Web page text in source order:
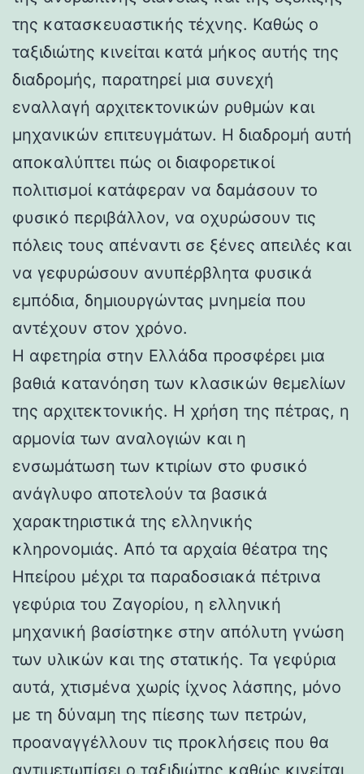
της κατασκευαστικής τέχνης. Καθώς ο
ταξιδιώτης κινείται κατά μήκος αυτής της
διαδρομής, παρατηρεί μια συνεχή
εναλλαγή αρχιτεκτονικών ρυθμών και
μηχανικών επιτευγμάτων. Η διαδρομή αυτή
αποκαλύπτει πώς οι διαφορετικοί
πολιτισμοί κατάφεραν να δαμάσουν το
φυσικό περιβάλλον, να οχυρώσουν τις
πόλεις τους απέναντι σε ξένες απειλές και
να γεφυρώσουν ανυπέρβλητα φυσικά
εμπόδια, δημιουργώντας μνημεία που
αντέχουν στον χρόνο.
Η αφετηρία στην Ελλάδα προσφέρει μια
βαθιά κατανόηση των κλασικών θεμελίων
της αρχιτεκτονικής. Η χρήση της πέτρας, η
αρμονία των αναλογιών και η
ενσωμάτωση των κτιρίων στο φυσικό
ανάγλυφο αποτελούν τα βασικά
χαρακτηριστικά της ελληνικής
κληρονομιάς. Από τα αρχαία θέατρα της
Ηπείρου μέχρι τα παραδοσιακά πέτρινα
γεφύρια του Ζαγορίου, η ελληνική
μηχανική βασίστηκε στην απόλυτη γνώση
των υλικών και της στατικής. Τα γεφύρια
αυτά, χτισμένα χωρίς ίχνος λάσπης, μόνο
με τη δύναμη της πίεσης των πετρών,
προαναγγέλλουν τις προκλήσεις που θα
αντιμετωπίσει ο ταξιδιώτης καθώς κινείται